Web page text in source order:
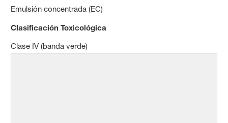
Emulsión concentrada (EC)
Clasificación Toxicológica
Clase IV (banda verde)